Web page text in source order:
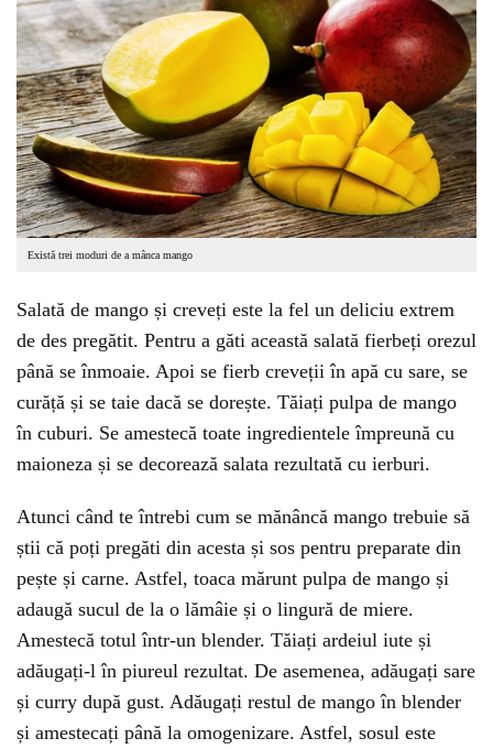
Există trei moduri de a mânca mango
Salată de mango și creveți este la fel un deliciu extrem
de des pregătit. Pentru a găti această salată fierbeți orezul
până se înmoaie. Apoi se fierb creveții în apă cu sare, se
curăță și se taie dacă se dorește. Tăiați pulpa de mango
în cuburi. Se amestecă toate ingredientele împreună cu
maioneza și se decorează salata rezultată cu ierburi.
Atunci când te întrebi cum se mănâncă mango trebuie să
știi că poți pregăti din acesta și sos pentru preparate din
pește și carne. Astfel, toaca mărunt pulpa de mango și
adaugă sucul de la o lămâie și o lingură de miere.
Amestecă totul într-un blender. Tăiați ardeiul iute și
adăugați-l în piureul rezultat. De asemenea, adăugați sare
și curry după gust. Adăugați restul de mango în blender
și amestecați până la omogenizare. Astfel, sosul este